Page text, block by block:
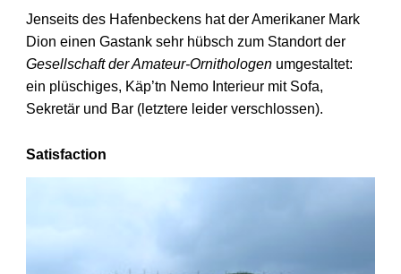
Jenseits des Hafenbeckens hat der Amerikaner Mark
Dion einen Gastank sehr hübsch zum Standort der
Gesellschaft der Amateur-Ornithologenumgestaltet:
ein plüschiges, Käp’tn Nemo Interieur mit Sofa,
Sekretär und Bar (letztere leider verschlossen).
Satisfaction